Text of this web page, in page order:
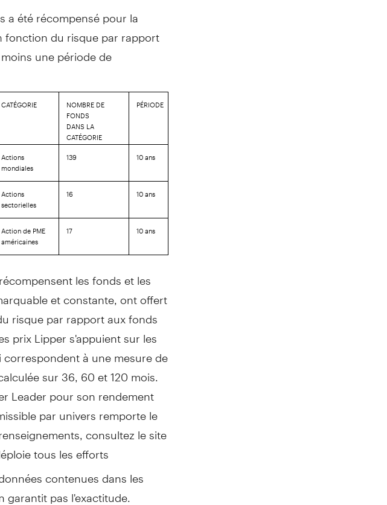
a été récompensé pour la
fonction du risque par rapport
une période de
CATÉGORIE NOMBRE DE
FONDS
DANS LA
CATÉGORIE
PÉRIODE
Actions
mondiales
139 10 ans
Actions
sectorielles
16 10 ans
Action de PME
américaines
17 10 ans
les fonds et les
et constante, ont offert
risque par rapport aux fonds
prix Lipper s'appuient sur les
à une mesure de
sur 36, 60 et 120 mois.
Leader pour son rendement
par univers remporte le
consultez le site
tous les efforts
contenues dans les
garantit pas l'exactitude.